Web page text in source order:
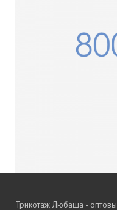
Трикотаж Любаша -